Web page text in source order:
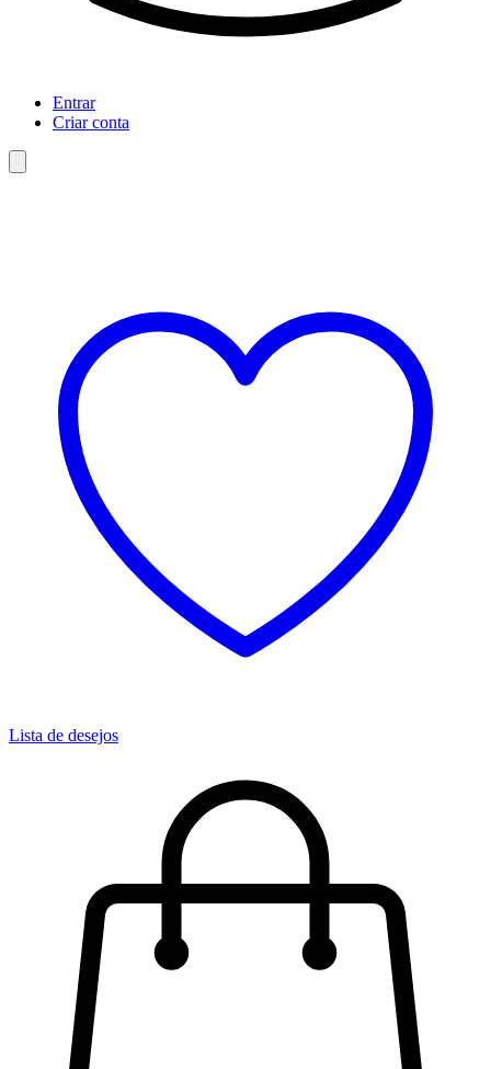
Entrar
Criar conta
Lista de desejos